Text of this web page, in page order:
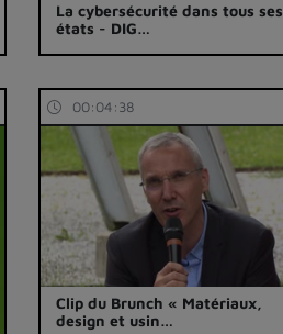
La cybersécurité dans tous ses
états - DIG…
00:04:38
Clip du Brunch « Matériaux,
design et usin…